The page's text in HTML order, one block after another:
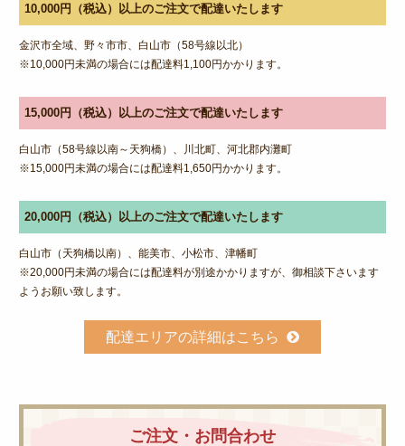
10,000円（税込）以上のご注文で配達いたします
金沢市全域、野々市市、白山市（58号線以北）
※10,000円未満の場合には配達料1,100円かかります。
15,000円（税込）以上のご注文で配達いたします
白山市（58号線以南～天狗橋）、川北町、河北郡内灘町
※15,000円未満の場合には配達料1,650円かかります。
20,000円（税込）以上のご注文で配達いたします
白山市（天狗橋以南）、能美市、小松市、津幡町
※20,000円未満の場合には配達料が別途かかりますが、御相談下さいます
ようお願い致します。
配達エリアの詳細はこちら
ご注文・お問合わせ